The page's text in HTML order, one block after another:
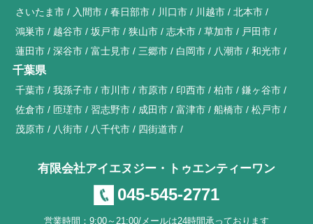
さいたま市 入間市 春日部市 川口市 川越市
北本市
鴻巣市
越谷市 坂戸市 狭山市 志木市 草加市
戸田市
蓮田市
深谷市 富士見市 三郷市 白岡市 八潮市 和光市
千葉県
千葉市 我孫子市 市川市 市原市 印西市 柏市
鎌ヶ谷市
佐倉市
匝瑳市 習志野市 成田市 富津市 船橋市
松戸市
茂原市
八街市 八千代市 四街道市
有限会社アイエヌジー・トゥエンティーワン
045-545-2771
営業時間：9:00～21:00/メールは24時間承っております